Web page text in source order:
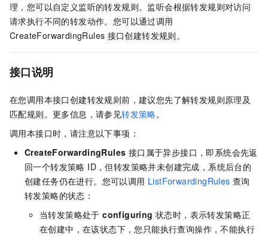
理，您可以自定义监听的转发规则。监听会根据转发规则对访问
请求执行不同的转发动作。您可以通过调用
CreateForwardingRules 接口创建转发规则。
接口说明
在您调用本接口创建转发规则前，建议您先了解转发规则原理及
匹配规则。更多信息，请参见转发策略。
调用本接口时，请注意以下事项：
CreateForwardingRules 接口属于异步接口，即系统会先返
回一个转发策略 ID，但转发策略并未创建完成，系统后台的
创建任务仍在进行。您可以调用 ListForwardingRules 查询
转发策略的状态：
当转发策略处于configuring 状态时，表示转发策略正
在创建中，在该状态下，您只能执行查询操作，不能执行